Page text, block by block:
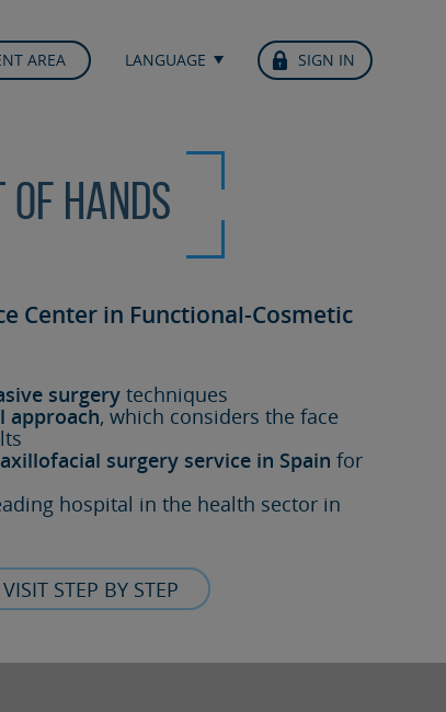
AREA LANGUAGE SIGN IN
of hands
Center in Functional-Cosmetic
surgery techniques
approach, which considers the face
surgery service in Spain for
hospital in the health sector in
STEP BY STEP